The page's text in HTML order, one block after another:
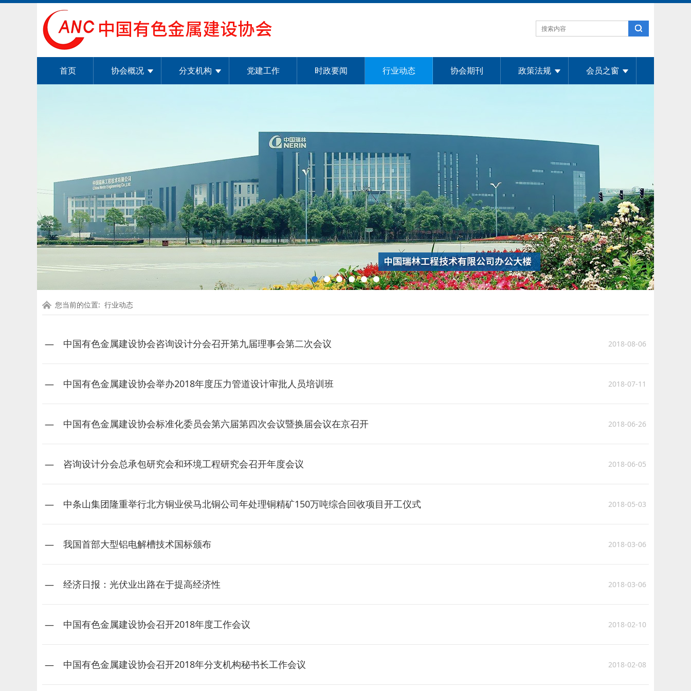
首页 协会概况 分支机构 党建工作 时政要闻 行业动态 协会期刊 政策法规 会员之窗
您当前的位置: 行业动态
中国有色金属建设协会咨询设计分会召开第九届理事会第二次会议 2018-08-06
中国有色金属建设协会举办2018年度压力管道设计审批人员培训班 2018-07-11
中国有色金属建设协会标准化委员会第六届第四次会议暨换届会议在京召开 2018-06-26
咨询设计分会总承包研究会和环境工程研究会召开年度会议 2018-06-05
中条山集团隆重举行北方铜业侯马北铜公司年处理铜精矿150万吨综合回收项目开工仪式 2018-05-03
我国首部大型铝电解槽技术国标颁布 2018-03-06
经济日报：光伏业出路在于提高经济性 2018-03-06
中国有色金属建设协会召开2018年度工作会议 2018-02-10
中国有色金属建设协会召开2018年分支机构秘书长工作会议 2018-02-08